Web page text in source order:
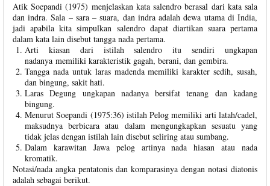
Atik Soepandi (1975) menjelaskan kata salendro berasal dari kata sala
dan indra. Sala – sara – suara, dan indra adalah dewa utama di India,
jadi apabila kita simpulkan salendro dapat diartikan suara pertama
dalam kata lain disebut tangga nada pertama.
Arti kiasan dari istilah salendro itu sendiri ungkapan
nadanya memiliki karakteristik gagah, berani, dan gembira.
Tangga nada untuk laras madenda memiliki karakter sedih, susah,
dan bingung, sakit hati.
Laras Degung ungkapan nadanya bersifat tenang dan kadang
bingung.
Menurut Soepandi (1975:36) istilah Pelog memiliki arti latah/cadel,
maksudnya berbicara atau dalam mengungkapkan sesuatu yang
tidak jelas dengan istilah lain disebut seliring atau sumbang.
Dalam karawitan Jawa pelog artinya nada hiasan atau nada
kromatik.
Notasi/nada angka pentatonis dan komparasinya dengan notasi diatonis
adalah sebagai berikut.